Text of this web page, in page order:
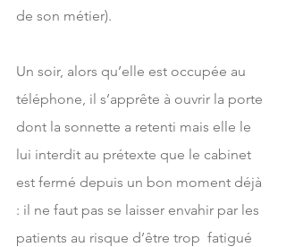
de son métier).
Un soir, alors qu’elle est occupée au
téléphone, il s’apprête à ouvrir la porte
dont la sonnette a retenti mais elle le
lui interdit au prétexte que le cabinet
est fermé depuis un bon moment déjà
: il ne faut pas se laisser envahir par les
patients au risque d’être trop  fatigué